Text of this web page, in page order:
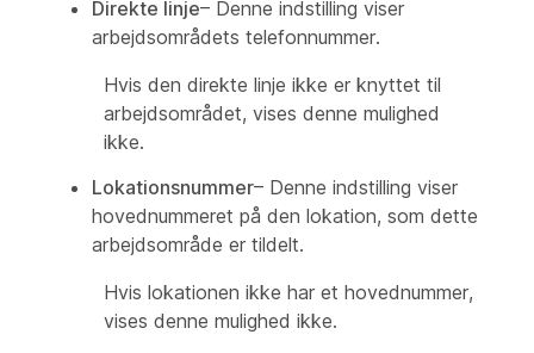
Direkte linje– Denne indstilling viser
arbejdsområdets telefonnummer.
Hvis den direkte linje ikke er knyttet til
arbejdsområdet, vises denne mulighed
ikke.
Lokationsnummer– Denne indstilling viser
hovednummeret på den lokation, som dette
arbejdsområde er tildelt.
Hvis lokationen ikke har et hovednummer,
vises denne mulighed ikke.